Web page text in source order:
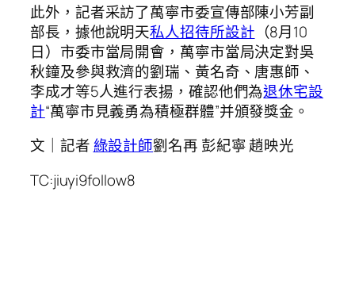
此外，記者采訪了萬寧市委宣傳部陳小芳副
部長，據他說明天私人招待所設計 （8月10
日）市委市當局開會，萬寧市當局決定對吳
秋鐘及參與救濟的劉瑞、黃名奇、唐惠師、
李成才等5人進行表揚，確認他們為退休宅設
計“萬寧市見義勇為積極群體”并頒發獎金。
文｜記者綠設計師劉名再 彭紀寧 趙映光
TC:jiuyi9follow8